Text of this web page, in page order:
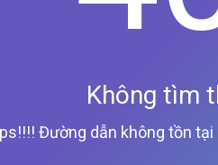
Không tìm
Đường dẫn không tồn